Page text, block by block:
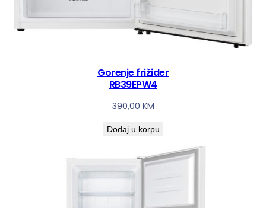
Gorenje frižider
RB39EPW4
390,00 KM
Dodaj u korpu